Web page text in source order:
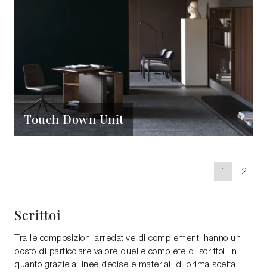
Touch Down Unit
1 2
Scrittoi
Tra le composizioni arredative di complementi hanno un
posto di particolare valore quelle complete di scrittoi, in
quanto grazie a linee decise e materiali di prima scelta